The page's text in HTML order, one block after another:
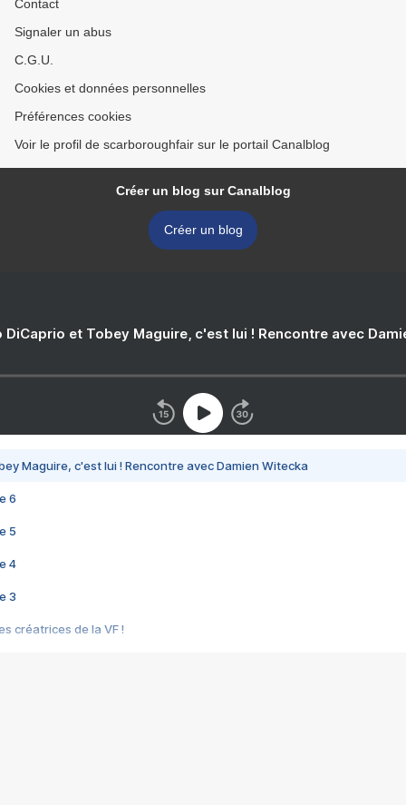
Contact
Signaler un abus
C.G.U.
Cookies et données personnelles
Préférences cookies
Voir le profil de scarboroughfair sur le portail Canalblog
Créer un blog sur Canalblog
Créer un blog
DiCaprio et Tobey Maguire, c'est lui ! Rencontre avec
Maguire, c'est lui ! Rencontre avec Damien Witecka
6
5
4
3
créatrices de la VF !